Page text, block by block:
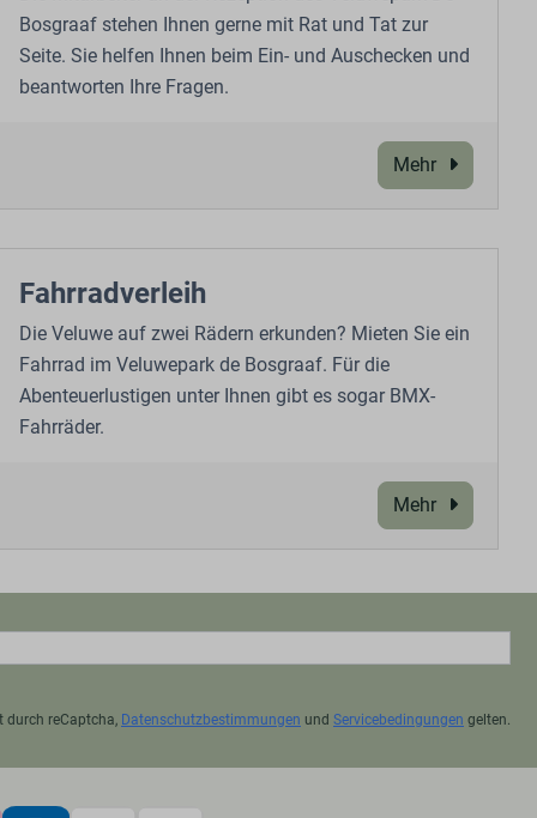
Bosgraaf stehen Ihnen gerne mit Rat und Tat zur
Seite. Sie helfen Ihnen beim Ein- und Auschecken und
beantworten Ihre Fragen.
Mehr
Fahrradverleih
Die Veluwe auf zwei Rädern erkunden? Mieten Sie ein
Fahrrad im Veluwepark de Bosgraaf. Für die
Abenteuerlustigen unter Ihnen gibt es sogar BMX-
Fahrräder.
Mehr
durch reCaptcha, Datenschutzbestimmungen und Servicebedingungen gelten.